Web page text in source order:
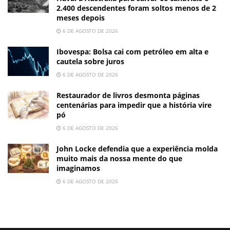
2.400 descendentes foram soltos menos de 2
meses depois
6 DE AGOSTO DE 2026
Ibovespa: Bolsa cai com petróleo em alta e
cautela sobre juros
6 DE AGOSTO DE 2026
Restaurador de livros desmonta páginas
centenárias para impedir que a história vire
pó
6 DE AGOSTO DE 2026
John Locke defendia que a experiência molda
muito mais da nossa mente do que
imaginamos
6 DE AGOSTO DE 2026